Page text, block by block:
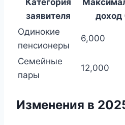
заявителя
доход
Одинокие
пенсионеры
6,000
Семейные
пары
12,000
Изменения в